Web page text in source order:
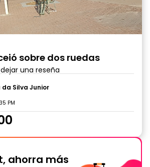
sobre dos ruedas
una reseña
da Silva Junior
PM
ahorra más